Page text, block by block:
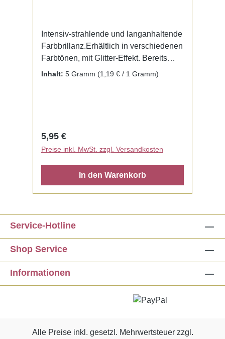
Intensiv-strahlende und langanhaltende
Farbbrillanz.Erhältlich in verschiedenen
Farbtönen, mit Glitter-Effekt. Bereits
fertig zur Benutzung mit Liquid. Kein
Inhalt: 5 Gramm (1,19 € / 1 Gramm)
Regulärer Preis:
5,95 €
Preise inkl. MwSt. zzgl. Versandkosten
In den Warenkorb
Service-Hotline
Shop Service
Informationen
Alle Preise inkl. gesetzl. Mehrwertsteuer zzgl.